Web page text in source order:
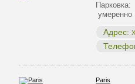
Адрес:
Paris